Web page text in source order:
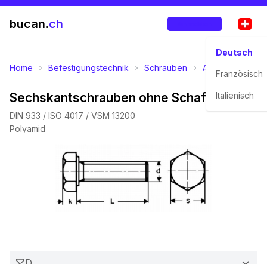
bucan.ch
Deutsch
Französisch
Italienisch
Home Befestigungstechnik Schrauben
Sechskantschrauben ohne Schaft
DIN 933 / ISO 4017 / VSM 13200
Polyamid